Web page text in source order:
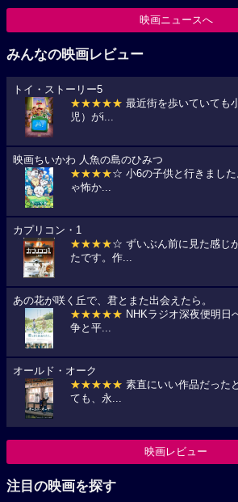
映画ニュースへ
みんなの映画レビュー
トイ・ストーリー5
★★★★★ 最近街を歩いていても
児）がi...
映画ちいかわ 人魚の島のひみつ
★★★★☆ 小6の子供と行きまし
ゃ怖か...
カプリコン・1
★★★★☆ ずいぶん前に見た感じ
たです。作...
あの花が咲く丘で、君とまた出会えたら。
★★★★★ NHKラジオ深夜便明日
争と平...
オールド・オーク
★★★★★ 素直にいい作品だった
ても、永...
映画レビュー
注目の映画を探す